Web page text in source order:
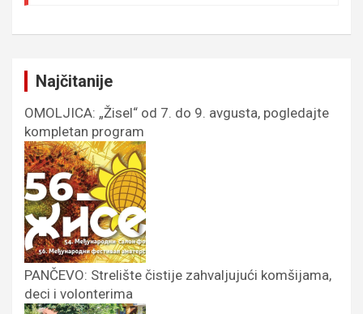
Najčitanije
OMOLJICA: „Žisel“ od 7. do 9. avgusta, pogledajte
kompletan program
PANČEVO: Strelište čistije zahvaljujući komšijama,
deci i volonterima